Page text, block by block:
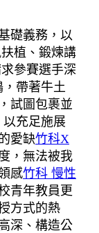
礎義務，以
植、鍛煉講
參賽選手深
帶著牛土
試圖包裹並
充足施展
愛缺竹科X
，無法被我
感竹科 慢性
青年教員更
方式的熱
深、構造公